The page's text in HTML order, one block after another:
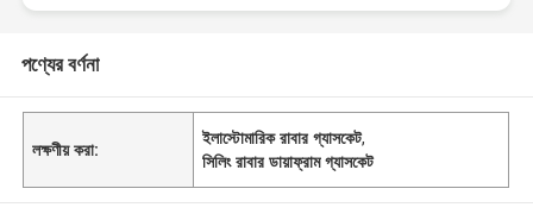
পণ্যের বর্ণনা
লক্ষণীয় করা:
ইলাস্টোমারিক রাবার গ্যাসকেট,
সিলিং রাবার ডায়াফ্রাম গ্যাসকেট